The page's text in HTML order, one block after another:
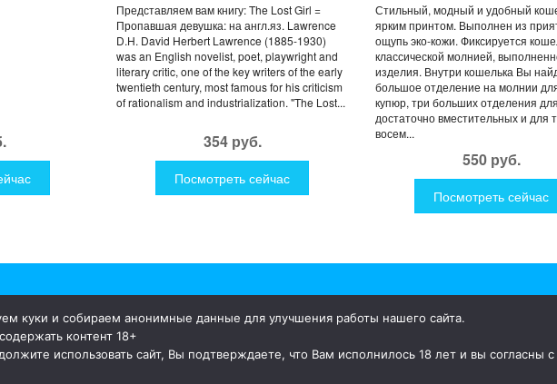
Представляем вам книгу: The Lost Girl =
Пропавшая девушка: на англ.яз. Lawrence
D.H. David Herbert Lawrence (1885-1930)
was an English novelist, poet, playwright and
literary critic, one of the key writers of the early
twentieth century, most famous for his criticism
of rationalism and industrialization. "The Lost...
354 руб.
Посмотреть сейчас
Стильный, модный и удобный
ярким принтом. Выполнен из
ощупь эко-кожи. Фиксируется
классической молнией,
изделия. Внутри кошелька Вы
большое отделение на молнии
купюр, три больших отделения
достаточно вместительных и для
восем...
550 руб.
Посмотреть сейчас
и прикольные подарки для дома и улицы, интересная посуда, уникальные и
безделушки.
куки и собираем анонимные данные для улучшения работы нашего сайта.
контент 18+
использовать сайт, Вы подтверждаете, что Вам исполнилось 18 лет и вы согласны